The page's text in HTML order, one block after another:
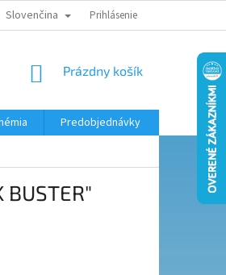
KRÚŽOK
Slovenčina Prihlásenie
NÁKUPNÝ
Prázdny košík
Predobjednávky